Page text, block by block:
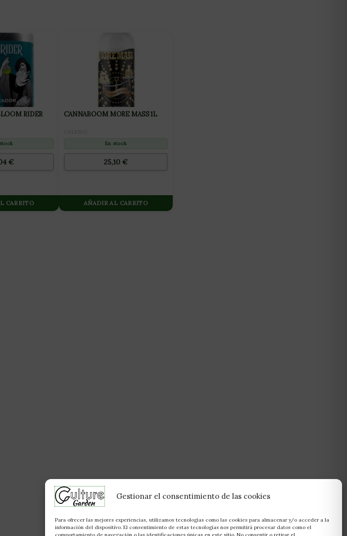
Gestionar el consentimiento de las cookies
Para ofrecer las mejores experiencias, utilizamos tecnologías como las cookies para almacenar y/o acceder a la
información del dispositivo. El consentimiento de estas tecnologías nos permitirá procesar datos como el
RIDER
€
CARRITO
CANNABOOM MORE MASS 1L
En stock
25,10 €
AÑADIR AL CARRITO